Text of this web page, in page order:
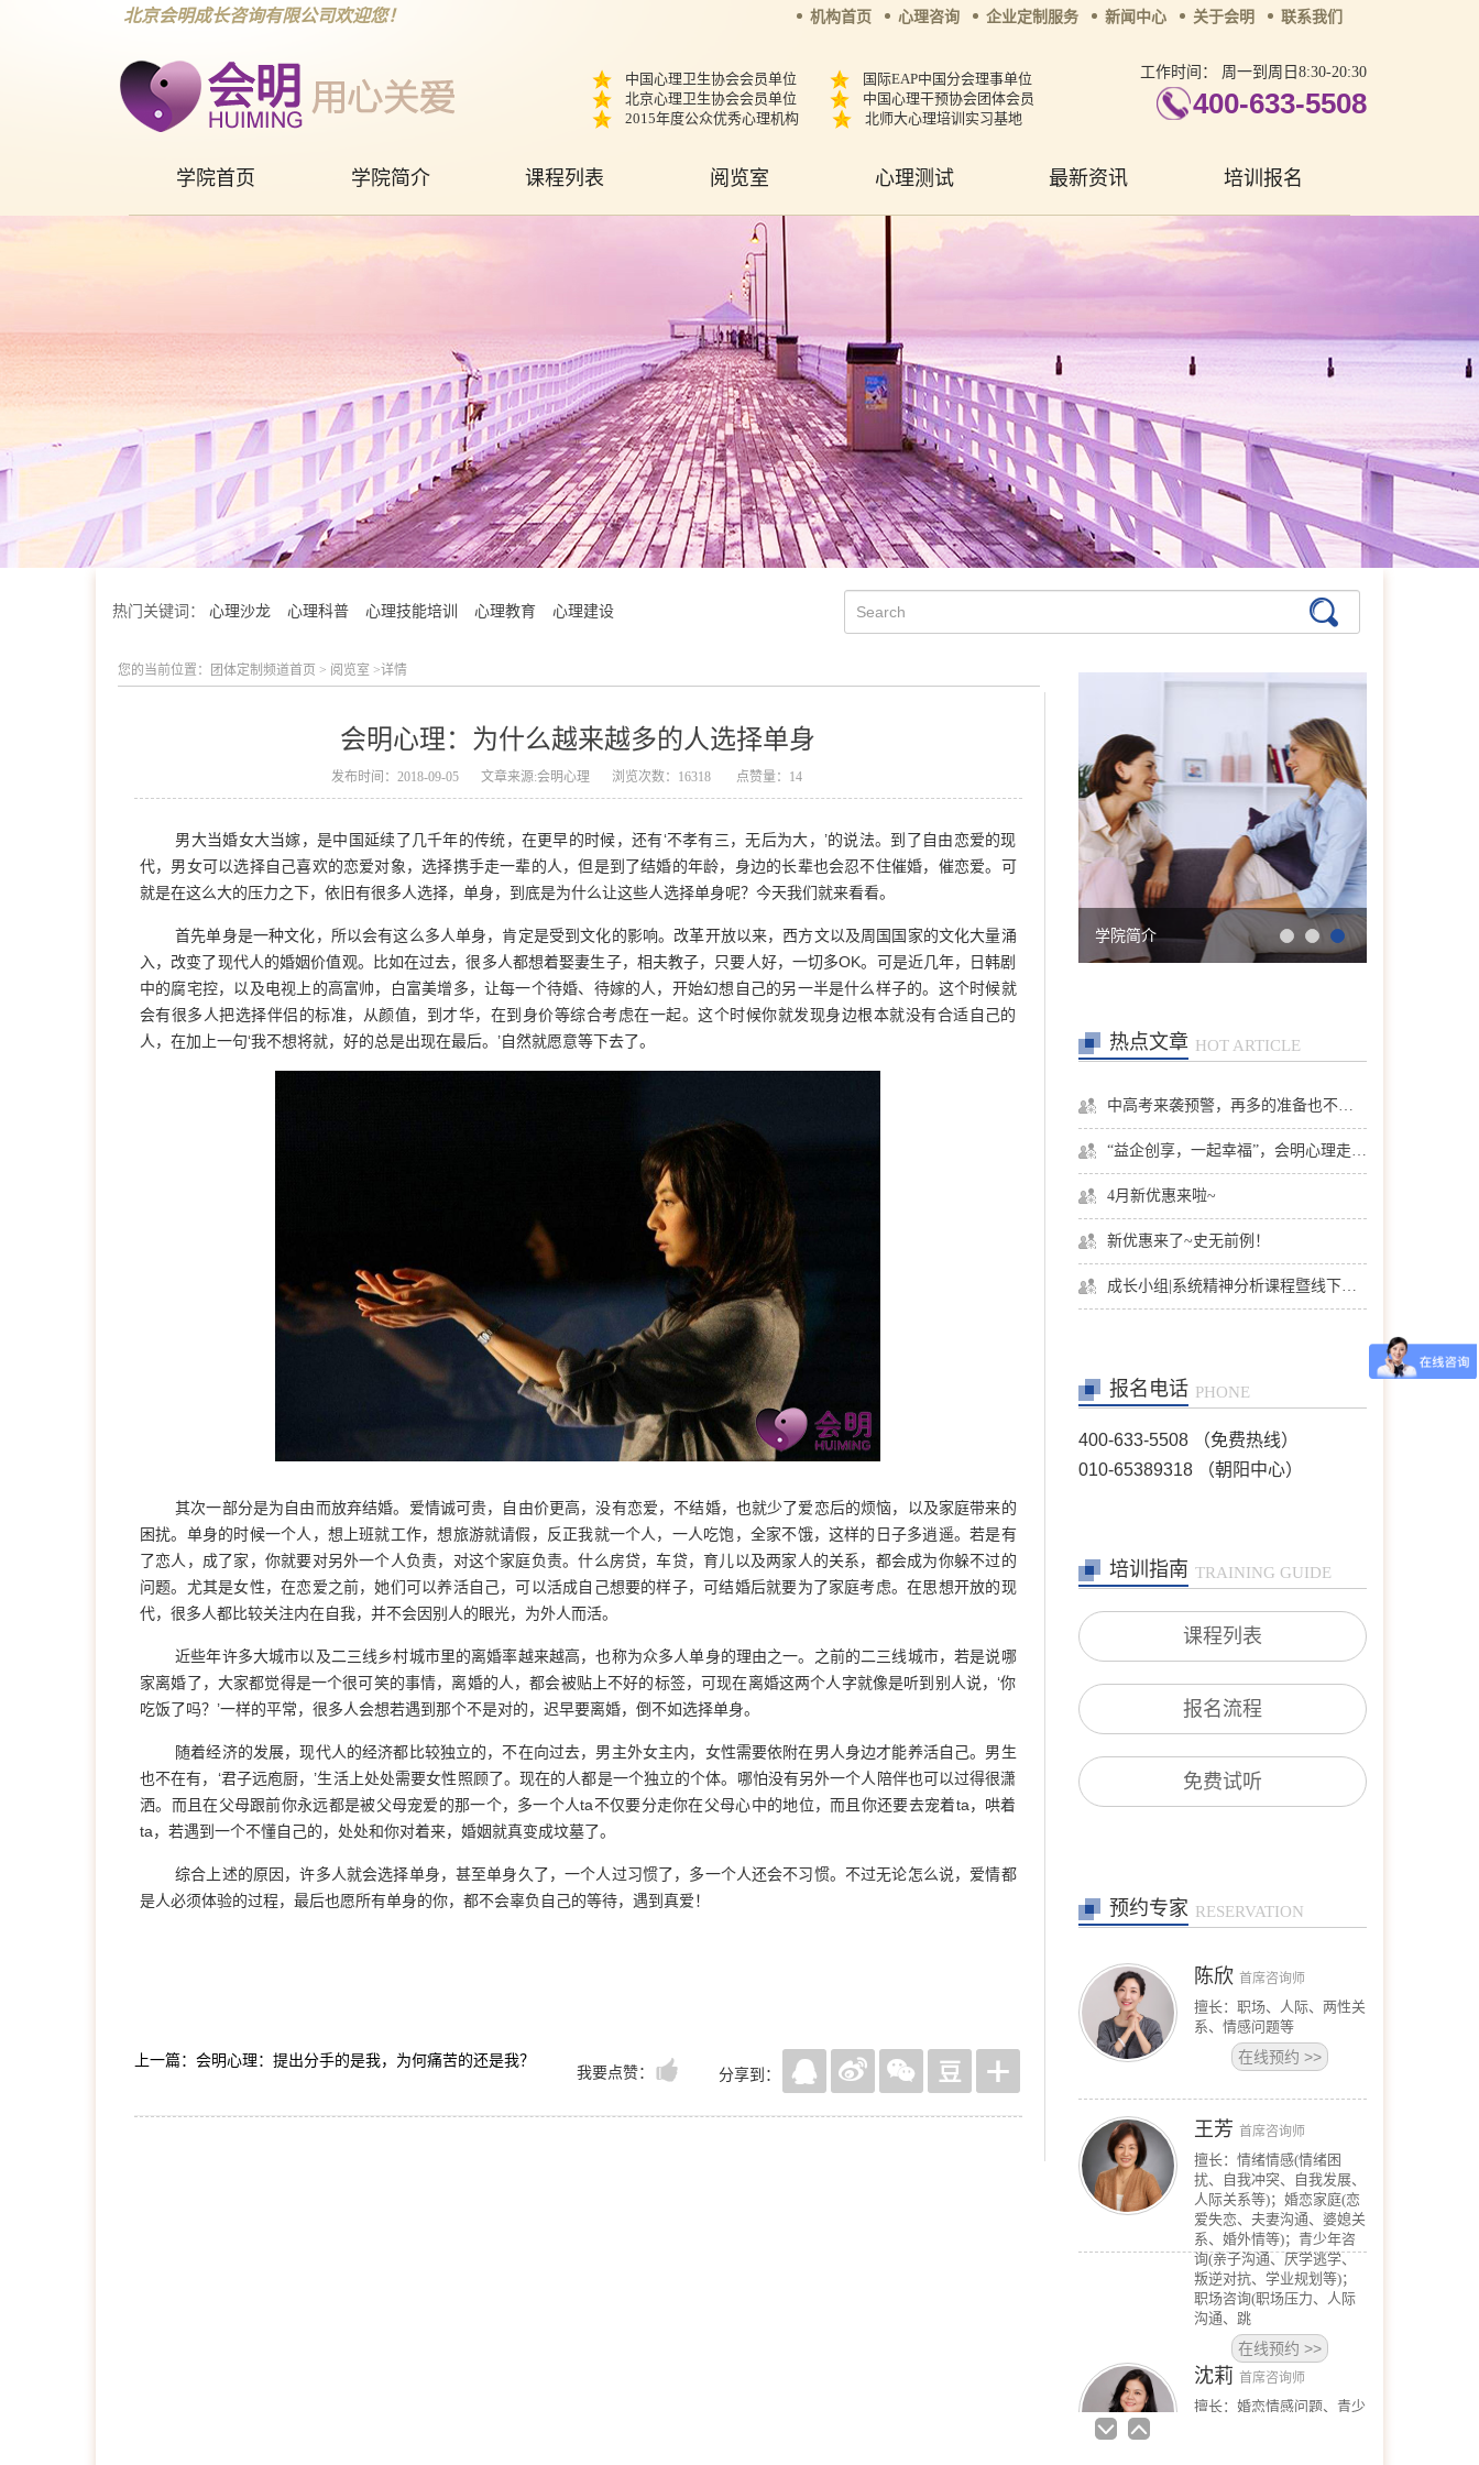
北京会明成长咨询有限公司欢迎您！ 机构首页 心理咨询 企业定制服务 新闻中心 关于会明 联系我们
中国心理卫生协会会员单位
国际EAP中国分会理事单位
北京心理卫生协会会员单位
中国心理干预协会团体会员
2015年度公众优秀心理机构
北师大心理培训实习基地
工作时间： 周一到周日8:30-20:30
400-633-5508
学院首页 学院简介 课程列表 阅览室 心理测试 最新资讯 培训报名
热门关键词： 心理沙龙 心理科普 心理技能培训 心理教育 心理建设
您的当前位置： 团体定制频道首页 > 阅览室 >详情
会明心理：为什么越来越多的人选择单身
发布时间：2018-09-05 文章来源:会明心理 浏览次数：16318 点赞量：14
男大当婚女大当嫁，是中国延续了几千年的传统，在更早的时候，还有‘不孝有三，无后为大，’的说法。到了自由恋爱的现
代，男女可以选择自己喜欢的恋爱对象，选择携手走一辈的人，但是到了结婚的年龄，身边的长辈也会忍不住催婚，催恋爱。可
就是在这么大的压力之下，依旧有很多人选择，单身，到底是为什么让这些人选择单身呢？今天我们就来看看。
首先单身是一种文化，所以会有这么多人单身，肯定是受到文化的影响。改革开放以来，西方文以及周国国家的文化大量涌
入，改变了现代人的婚姻价值观。比如在过去，很多人都想着娶妻生子，相夫教子，只要人好，一切多OK。可是近几年，日韩剧
中的腐宅控，以及电视上的高富帅，白富美增多，让每一个待婚、待嫁的人，开始幻想自己的另一半是什么样子的。这个时候就
会有很多人把选择伴侣的标准，从颜值，到才华，在到身价等综合考虑在一起。这个时候你就发现身边根本就没有合适自己的
人，在加上一句‘我不想将就，好的总是出现在最后。’自然就愿意等下去了。
其次一部分是为自由而放弃结婚。爱情诚可贵，自由价更高，没有恋爱，不结婚，也就少了爱恋后的烦恼，以及家庭带来的
困扰。单身的时候一个人，想上班就工作，想旅游就请假，反正我就一个人，一人吃饱，全家不饿，这样的日子多逍遥。若是有
了恋人，成了家，你就要对另外一个人负责，对这个家庭负责。什么房贷，车贷，育儿以及两家人的关系，都会成为你躲不过的
问题。尤其是女性，在恋爱之前，她们可以养活自己，可以活成自己想要的样子，可结婚后就要为了家庭考虑。在思想开放的现
代，很多人都比较关注内在自我，并不会因别人的眼光，为外人而活。
近些年许多大城市以及二三线乡村城市里的离婚率越来越高，也称为众多人单身的理由之一。之前的二三线城市，若是说哪
家离婚了，大家都觉得是一个很可笑的事情，离婚的人，都会被贴上不好的标签，可现在离婚这两个人字就像是听到别人说，‘你
吃饭了吗？’一样的平常，很多人会想若遇到那个不是对的，迟早要离婚，倒不如选择单身。
随着经济的发展，现代人的经济都比较独立的，不在向过去，男主外女主内，女性需要依附在男人身边才能养活自己。男生
也不在有，‘君子远庖厨，’生活上处处需要女性照顾了。现在的人都是一个独立的个体。哪怕没有另外一个人陪伴也可以过得很潇
洒。而且在父母跟前你永远都是被父母宠爱的那一个，多一个人ta不仅要分走你在父母心中的地位，而且你还要去宠着ta，哄着
ta，若遇到一个不懂自己的，处处和你对着来，婚姻就真变成坟墓了。
综合上述的原因，许多人就会选择单身，甚至单身久了，一个人过习惯了，多一个人还会不习惯。不过无论怎么说，爱情都
是人必须体验的过程，最后也愿所有单身的你，都不会辜负自己的等待，遇到真爱！
上一篇：会明心理：提出分手的是我，为何痛苦的还是我？
我要点赞： 分享到：
学院简介 会明大事记 会明优势 学院简介
热点文章 HOT ARTICLE
中高考来袭预警，再多的准备也不嫌多，这一份考生福利等你来拿
“益企创享，一起幸福”，会明心理走进社区公益，与居民一起让社区更美好
4月新优惠来啦~
新优惠来了~史无前例！
成长小组|系统精神分析课程暨线下团体成长小组招募
报名电话 PHONE
400-633-5508 （免费热线）
010-65389318 （朝阳中心）
培训指南 TRAINING GUIDE
课程列表
报名流程
免费试听
预约专家 RESERVATION
通与亲职教育、恋爱婚姻与
亲密关系
在线预约>>
擅长:全面，婚恋、情绪、
躯体化、亲子、个人等
在线预约
陈欣 首席咨询师
擅长：职场、人际、两性关
系、情感问题等
在线预约>>
王芳 首席咨询师
擅长：情绪情感(情绪困
扰、自我冲突、自我发展、
人际关系等)；婚恋家庭(恋
爱失恋、夫妻沟通、婆媳关
系、婚外情等)；青少年咨
询(亲子沟通、厌学逃学、
叛逆对抗、学业规划等)；
职场咨询(职场压力、人际
沟通、跳
在线预约>>
沈莉 首席咨询师
擅长：婚恋情感问题、青少